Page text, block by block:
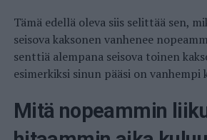
Tämä edellä oleva siis selittää sen,
seisova kaksonen vanhenee
senttiä alempana seisova toinen
esimerkiksi sinun pääsi on vanhempi
Mitä nopeammin